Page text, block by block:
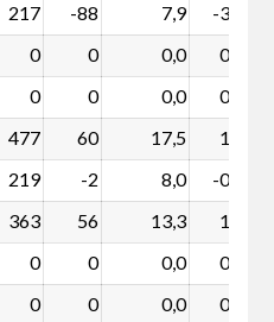
217 -88 7,9 -3,6
0 0 0,0 0,0
0 0 0,0 0,0
477 60 17,5 1,7
219 -2 8,0 -0,3
363 56 13,3 1,7
0 0 0,0 0,0
0 0 0,0 0,0